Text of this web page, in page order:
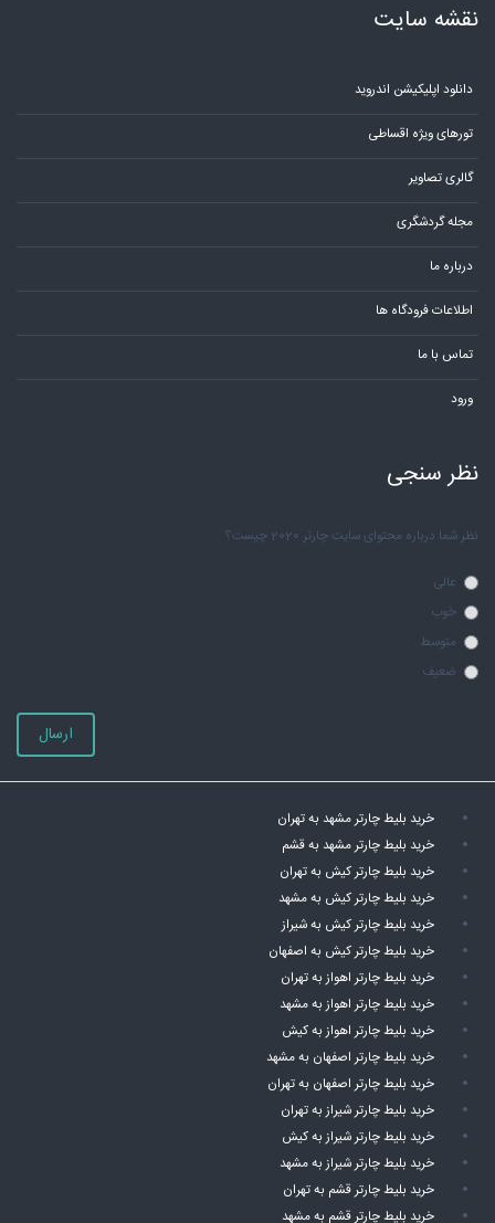
نقشه سایت
دانلود اپلیکیشن اندروید
تورهای ویژه اقساطی
گالری تصاویر
مجله گردشگری
درباره ما
اطلاعات فرودگاه ها
تماس با ما
ورود
نظر سنجی
نظر شما درباره محتوای سایت چارتر 2020 چیست؟
عالی
خوب
متوسط
ضعیف
ارسال
خرید بلیط چارتر مشهد به تهران
خرید بلیط چارتر مشهد به قشم
خرید بلیط چارتر کیش به تهران
خرید بلیط چارتر کیش به مشهد
خرید بلیط چارتر کیش به شیراز
خرید بلیط چارتر کیش به اصفهان
خرید بلیط چارتر اهواز به تهران
خرید بلیط چارتر اهواز به مشهد
خرید بلیط چارتر اهواز به کیش
خرید بلیط چارتر اصفهان به مشهد
خرید بلیط چارتر اصفهان به تهران
خرید بلیط چارتر شیراز به تهران
خرید بلیط چارتر شیراز به کیش
خرید بلیط چارتر شیراز به مشهد
خرید بلیط چارتر قشم به تهران
خرید بلیط چارتر قشم به مشهد